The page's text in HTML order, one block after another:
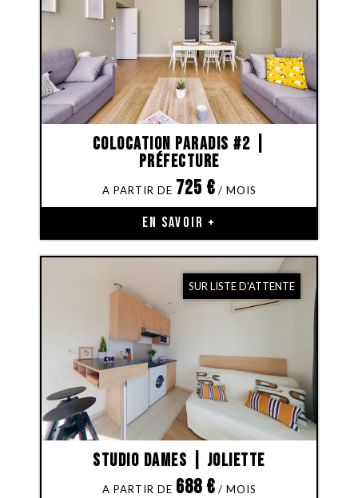
Colocation Paradis #2 |
Préfecture
725 €
EN SAVOIR +
SUR LISTE D'ATTENTE
Studio Dames | Joliette
688€